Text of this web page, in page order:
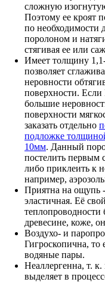
сложную
Поэтому ее кроят
по необходимости
поролоном и
стягивая ее или
Имеет толщину
позволяет
неровности
поверхности.
большие
поверхности
заказать отдельно
подложке
10мм. Данный
постелить первым
либо приклеить к
например,
Приятна на ощупь
эластичная. Её
теплопроводности
древесине, коже,
Воздухо- и
Гигроскопична, то
водяные пары.
Неаллергенна, т. к.
выделяет в